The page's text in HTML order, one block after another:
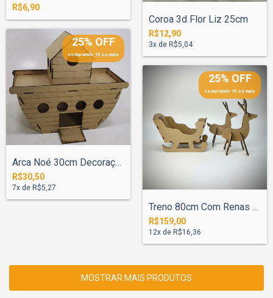
R$6,90
Coroa 3d Flor Liz 25cm
R$12,90
3x de R$5,04
25% OFF
comprando 15 ou mais
Arca Noé 30cm Decoração
R$30,50
7x de R$5,27
25% OFF
comprando 15 ou mais
Treno 80cm Com Renas Grande Natal Frozen
R$159,00
12x de R$16,36
MOSTRAR MAIS PRODUTOS